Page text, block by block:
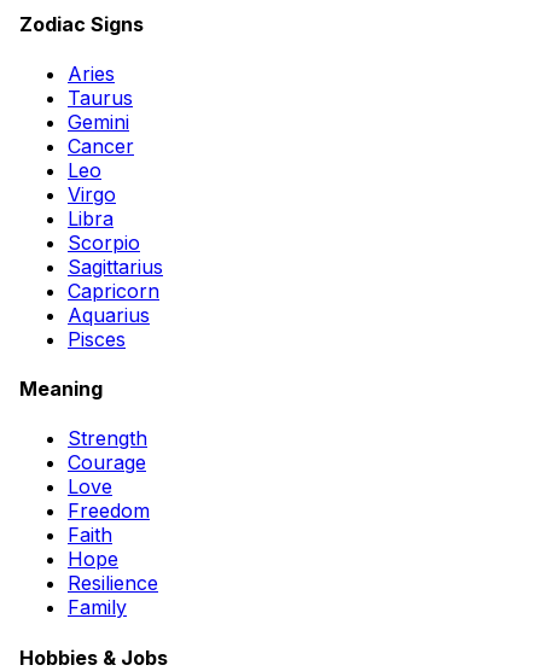
Zodiac Signs
Aries
Taurus
Gemini
Cancer
Leo
Virgo
Libra
Scorpio
Sagittarius
Capricorn
Aquarius
Pisces
Meaning
Strength
Courage
Love
Freedom
Faith
Hope
Resilience
Family
Hobbies & Jobs